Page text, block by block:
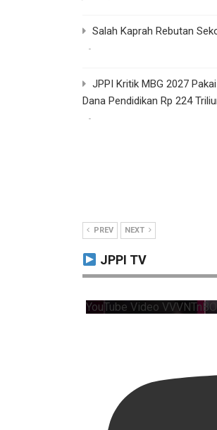
Salah Kaprah Rebutan
JPPI Kritik MBG 2027 Pakai
Dana Pendidikan Rp 224
PREV NEXT
JPPI TV
YouTube Video